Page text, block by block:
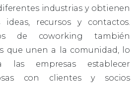
industrias y obtienen
ideas, recursos y contactos.
de coworking también
que unen a la comunidad, lo
empresas establecer
con clientes y socios